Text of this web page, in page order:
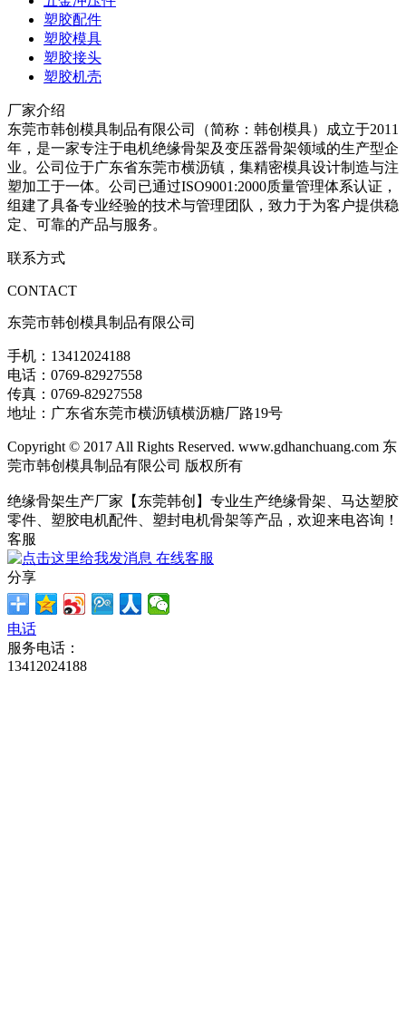
塑胶配件
塑胶模具
塑胶接头
塑胶机壳
厂家介绍
东莞市韩创模具制品有限公司（简称：韩创模具）成立于2011
年，是一家专注于电机绝缘骨架及变压器骨架领域的生产型企
业。公司位于广东省东莞市横沥镇，集精密模具设计制造与注
塑加工于一体。公司已通过ISO9001:2000质量管理体系认证，
组建了具备专业经验的技术与管理团队，致力于为客户提供稳
定、可靠的产品与服务。
联系方式
CONTACT
东莞市韩创模具制品有限公司
手机：13412024188
电话：0769-82927558
传真：0769-82927558
地址：广东省东莞市横沥镇横沥糖厂路19号
Copyright © 2017 All Rights Reserved. www.gdhanchuang.com 东
莞市韩创模具制品有限公司 版权所有
绝缘骨架生产厂家【东莞韩创】专业生产绝缘骨架、马达塑胶
零件、塑胶电机配件、塑封电机骨架等产品，欢迎来电咨询！
客服
在线客服
分享
电话
服务电话：
13412024188